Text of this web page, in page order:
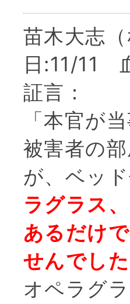
苗木大志
日:11/11
証言：
「本官が
被害者の
が、ベッ
ラグラス
あるだけ
せんでした
オペラグ